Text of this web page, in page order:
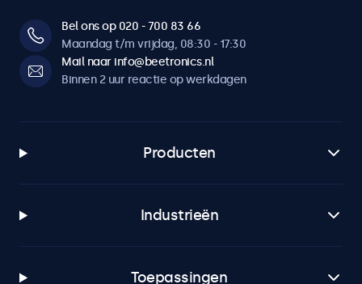
Bel ons op 020 - 700 83 66
Maandag t/m vrijdag, 08:30 - 17:30
Mail naar info@beetronics.nl
Binnen 2 uur reactie op werkdagen
Producten
Industrieën
Toepassingen